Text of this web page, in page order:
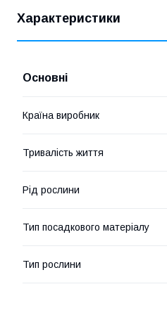
Характеристики
Основні
Країна виробник
Тривалість життя
Рід рослини
Тип посадкового матеріалу
Тип рослини